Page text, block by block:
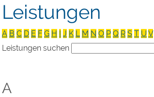
Leistungen
A B C D E F G H I J K L M N O P Q R S T U V
Leistungen suchen
A